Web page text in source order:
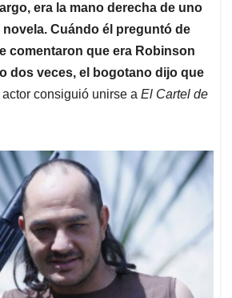
era la mano derecha de uno
Cuándo él preguntó de
comentaron que era Robinson
dos veces, el bogotano dijo que
consiguió unirse a El Cartel de